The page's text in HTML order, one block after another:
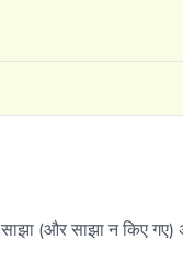
साझा (और साझा न किए